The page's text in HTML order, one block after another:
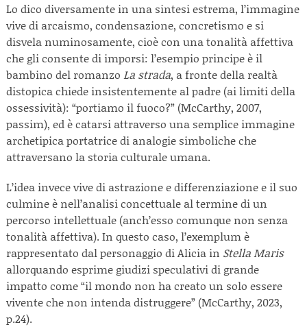
Lo dico diversamente in una sintesi estrema, l’immagine
vive di arcaismo, condensazione, concretismo e si
disvela numinosamente, cioè con una tonalità affettiva
che gli consente di imporsi: l’esempio principe è il
bambino del romanzo La strada, a fronte della realtà
distopica chiede insistentemente al padre (ai limiti della
ossessività): “portiamo il fuoco?” (McCarthy, 2007,
passim), ed è catarsi attraverso una semplice immagine
archetipica portatrice di analogie simboliche che
attraversano la storia culturale umana.
L’idea invece vive di astrazione e differenziazione e il suo
culmine è nell’analisi concettuale al termine di un
percorso intellettuale (anch’esso comunque non senza
tonalità affettiva). In questo caso, l’exemplum è
rappresentato dal personaggio di Alicia in Stella Maris
allorquando esprime giudizi speculativi di grande
impatto come “il mondo non ha creato un solo essere
vivente che non intenda distruggere” (McCarthy, 2023,
p.24).